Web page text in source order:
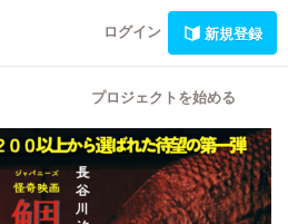
ログイン 新規登録
プロジェクトを始める